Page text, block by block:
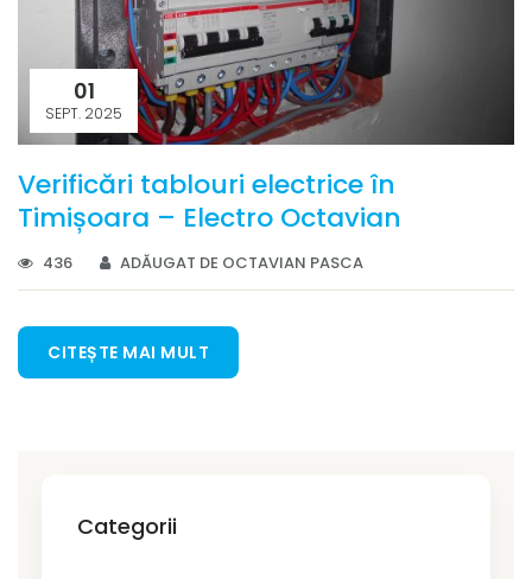
01
SEPT. 2025
Verificări tablouri electrice în
Timișoara – Electro Octavian
436 ADĂUGAT DE OCTAVIAN PASCA
CITEȘTE MAI MULT
Categorii